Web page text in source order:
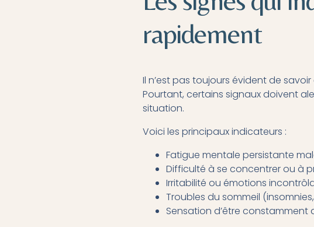
rapidement
Il n’est pas toujours évident de
Pourtant, certains signaux doivent
situation.
Voici les principaux indicateurs :
Fatigue mentale persistante
Difficulté à se concentrer ou à
Irritabilité ou émotions
Troubles du sommeil
Sensation d’être constamment